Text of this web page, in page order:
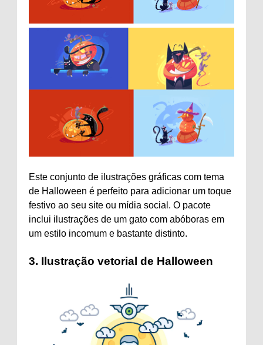
Este conjunto de ilustrações gráficas com tema
de Halloween é perfeito para adicionar um toque
festivo ao seu site ou mídia social. O pacote
inclui ilustrações de um gato com abóboras em
um estilo incomum e bastante distinto.
3. Ilustração vetorial de Halloween